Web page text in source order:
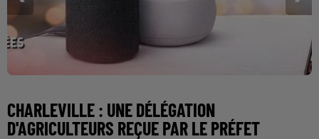
CHARLEVILLE : UNE DÉLÉGATION
D'AGRICULTEURS REÇUE PAR LE PRÉFET